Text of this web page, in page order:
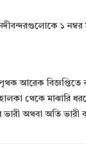
১
আরেক
থেকে মাঝারি
ভারী অথবা অতি